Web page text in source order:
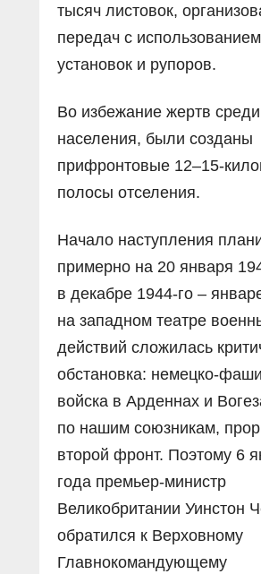
тысяч листовок,
передач с
установок и рупоров.
Во избежание жертв
населения, были созданы
прифронтовые 12–15-
полосы отселения.
Начало наступления
примерно на 20 января
в декабре 1944-го –
на западном театре
действий сложилась
обстановка: немецко-
войска в Арденнах и
по нашим союзникам,
второй фронт. Поэтому 6
года премьер-министр
Великобритании Уинстон
обратился к Верховному
Главнокомандующему